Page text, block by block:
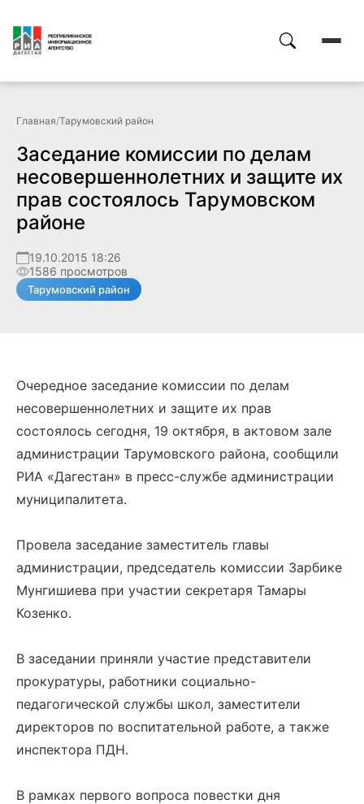
Главная/Тарумовский район
Заседание комиссии по делам
несовершеннолетних и защите их
прав состоялось Тарумовском
районе
19.10.2015 18:26
1586 просмотров
Тарумовский район
Очередное заседание комиссии по делам
несовершеннолетних и защите их прав
состоялось сегодня, 19 октября, в актовом зале
администрации Тарумовского района, сообщили
РИА «Дагестан» в пресс-службе администрации
муниципалитета.
Провела заседание заместитель главы
администрации, председатель комиссии Зарбике
Мунгишиева при участии секретаря Тамары
Козенко.
В заседании приняли участие представители
прокуратуры, работники социально-
педагогической службы школ, заместители
директоров по воспитательной работе, а также
инспектора ПДН.
В рамках первого вопроса повестки дня